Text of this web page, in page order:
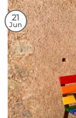
21
Jun